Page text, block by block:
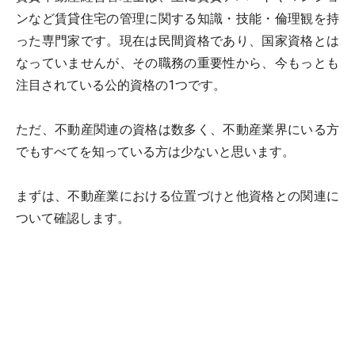
ンなど賃貸住宅の管理に関する知識・技能・倫理観を持
った専門家です。現在は民間資格であり、国家資格とは
なっていませんが、その職務の重要性から、今もっとも
注目されている公的資格の1つです。
ただ、不動産関連の資格は数多く、不動産業界にいる方
でもすべてを知っている方は少ないと思います。
まずは、不動産業における位置づけと他資格との関連に
ついて確認します。